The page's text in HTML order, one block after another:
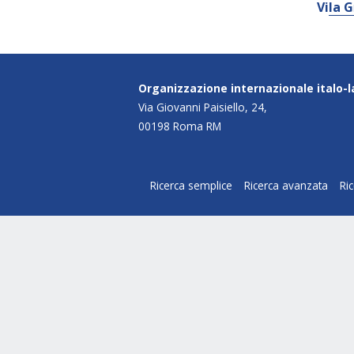
Vila
Organizzazione internazionale italo-
Via Giovanni Paisiello, 24,
00198 Roma RM
Ricerca semplice Ricerca avanzata